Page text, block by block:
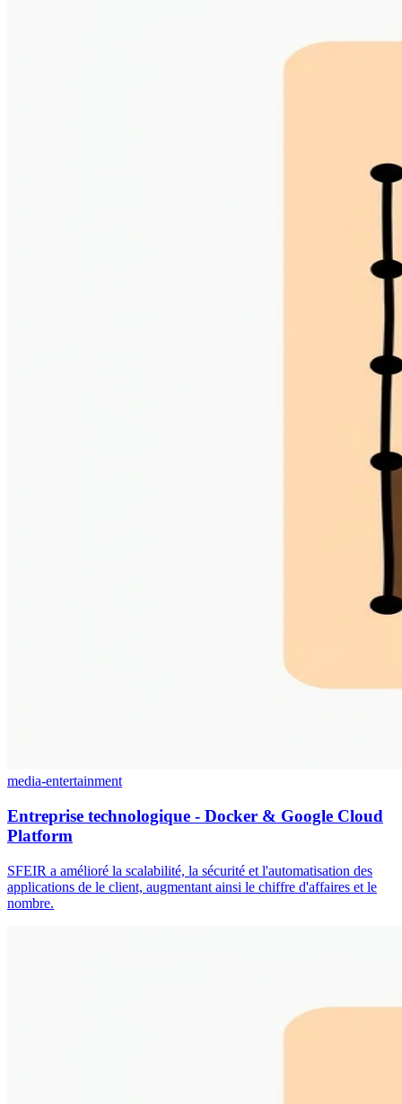
media-entertainment
Entreprise technologique - Docker & Google Cloud
Platform
SFEIR a amélioré la scalabilité, la sécurité et l'automatisation des
applications de le client, augmentant ainsi le chiffre d'affaires et le
nombre.